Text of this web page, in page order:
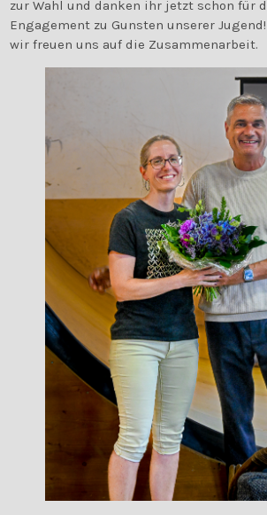
zur Wahl und danken ihr jetzt schon für
Engagement zu Gunsten unserer
wir freuen uns auf die Zusammenarbeit.